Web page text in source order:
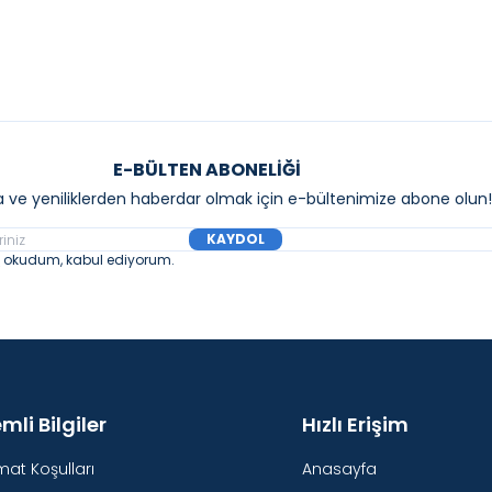
E-BÜLTEN ABONELIĞI
ve yeniliklerden haberdar olmak için e-bültenimize abone olun!
KAYDOL
okudum, kabul ediyorum.
Bilgiler
Koşulları
Hızlı Erişim
Anasayfa